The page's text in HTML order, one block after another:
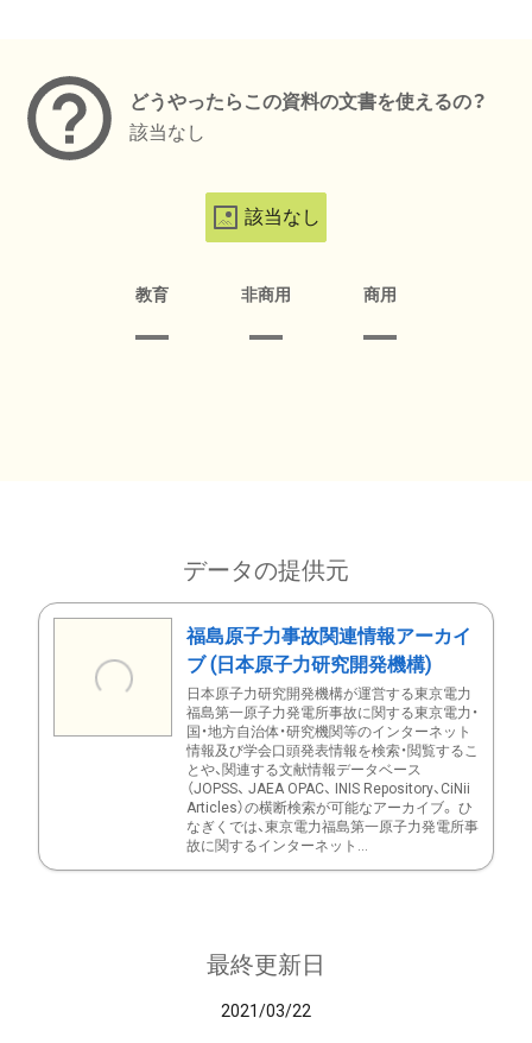
どうやったらこの資料の文書を使えるの？
該当なし
該当なし
教育 非商用 商用
データの提供元
福島原子力事故関連情報アーカイ
ブ (日本原子力研究開発機構)
日本原子力研究開発機構が運営する東京電力
福島第一原子力発電所事故に関する東京電力・
国・地方自治体・研究機関等のインターネット
情報及び学会口頭発表情報を検索・閲覧するこ
とや、関連する文献情報データベース
（JOPSS、 JAEA OPAC、 INIS Repository、CiNii
Articles）の横断検索が可能なアーカイブ。 ひ
なぎくでは、東京電力福島第一原子力発電所事
故に関するインターネット...
最終更新日
2021/03/22